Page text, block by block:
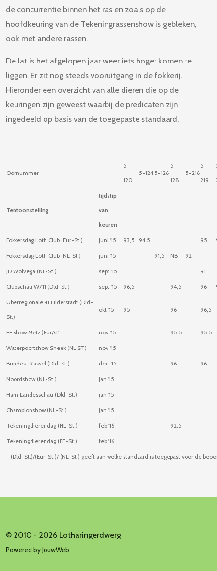
de concurrentie binnen het ras en zoals op de
hoofdkeuring van de Tekeningrassenshow is gebleken,
ook met andere rassen.
De lat is het afgelopen jaar weer iets hoger komen te
liggen. Er zit nog steeds vooruitgang in de fokkerij.
Hieronder een overzicht van alle dieren die op de
keuringen zijn geweest waarbij de predicaten zijn
ingedeeld op basis van de toegepaste standaard.
Oornummer
5-
120
5-124 5-126
5-
128
5-216
5-
219
Tentoonstelling
tijdstip
van
keuren
Fokkersdag Loth Club (Eur-St.) juni '15 93,5 94,5 95
Fokkersdag Loth Club (NL-St.) juni '15 91,5 NB 92
JD Wolvega (NL-St.) sept '15 91
Clubschau W711 (Dld-St.) sept '15 96,5 94,5 96
Uberregionale 41 Filderstadt (Dld-
St.)
okt '15 95 96 96,5
EE show Metz )Eur/st' nov '15 95,5 95,5
Waterpoortshow Sneek (NL ST) nov '15
Bundes -Kassel (Dld-St.) dec´15 96 96
Noordshow (NL-St.) jan '15
Ham Landesschau (Dld-St.) jan '15
Championshow (NL-St.) jan '15
Tekeningdierendag (NL-St.) feb '16 92,5
Tekeningdierendag (EE-St.) feb '16
- (Dld-St.)/(Eur-St.)/ (NL-St.) geeft aan welke standaard is toegepast voor de
© 2010 - 2026 Lotharingerdwerg
Powered byJouwWeb